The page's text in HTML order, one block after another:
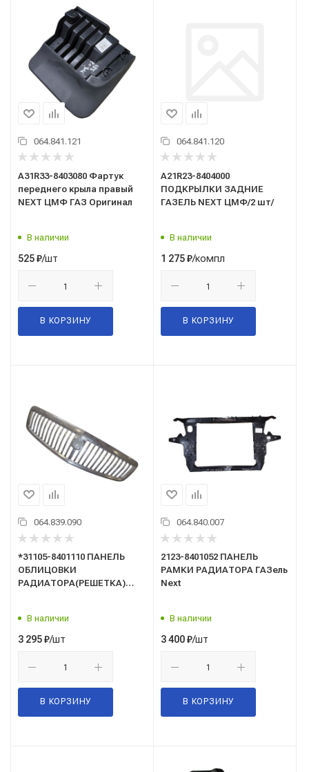
064.841.121
А31R33-8403080 Фартук
переднего крыла правый
NEXT ЦМФ ГАЗ Оригинал
В наличии
525₽/шт
В КОРЗИНУ
064.841.120
А21R23-8404000
ПОДКРЫЛКИ ЗАДНИЕ
ГАЗЕЛЬ NEXT ЦМФ/2 шт/
В наличии
1 275₽/компл
В КОРЗИНУ
064.839.090
*31105-8401110 ПАНЕЛЬ
ОБЛИЦОВКИ
РАДИАТОРА(РЕШЕТКА)
В наличии
3 295₽/шт
В КОРЗИНУ
064.840.007
2123-8401052 ПАНЕЛЬ
РАМКИ РАДИАТОРА ГАЗель
Next
В наличии
3 400₽/шт
В КОРЗИНУ